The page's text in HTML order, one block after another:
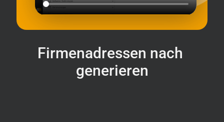
Firmenadressen nach
generieren